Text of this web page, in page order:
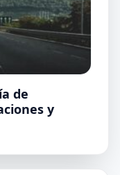
de
y